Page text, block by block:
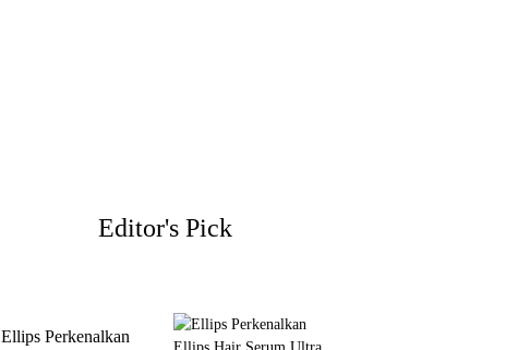
Editor's Pick
Ellips Perkenalkan